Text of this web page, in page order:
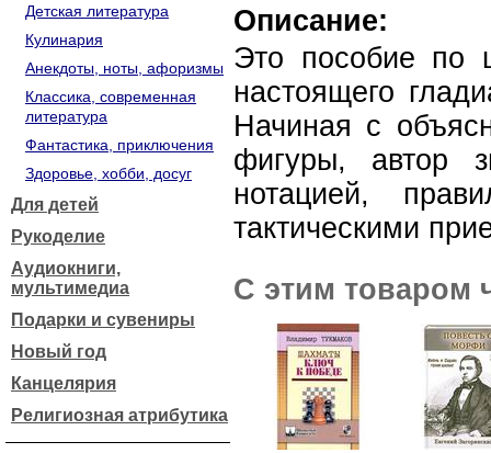
Детская литература
Кулинария
Анекдоты, ноты, афоризмы
Классика, современная
литература
Фантастика, приключения
Здоровье, хобби, досуг
Для детей
Рукоделие
Аудиокниги,
мультимедиа
Подарки и сувениры
Новый год
Канцелярия
Религиозная атрибутика
Описание:
Это пособие по
настоящего
Начиная с
фигуры, автор
нотацией,
тактическими
С этим товаром